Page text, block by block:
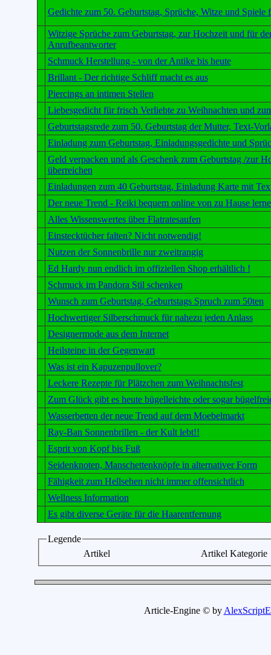
Gedichte zum 50. Geburtstag, Sprüche, Witze und Spiele
Witzige Sprüche zum Geburtstag, zur Hochzeit und für
Anrufbeantworter
Schmuck Herstellung - von der Antike bis heute
Brillant - Der richtige Schliff macht es aus
Piercings an intimen Stellen
Liebesgedicht für frisch Verliebte zu Weihnachten und
Geburtstagsrede zum 50. Geburtstag der Mutter, Text-
Einladung zum Geburtstag, Einladungsgedichte und
Geld verpacken und als Geschenk zum Geburtstag /zur
überreichen
Einladungen zum 40 Geburtstag, Einladung Karte mit
Der neue Trend - Reiki bequem online von zu Hause
Alles Wissenswertes über Flatratesaufen
Einstecktücher falten? Nicht notwendig!
Nutzen der Sonnenbrille nur zweitrangig
Ed Hardy nun endlich im offiziellen Shop erhältlich !
Schmuck im Pandora Stil schenken
Wunsch zum Geburtstag, Geburtstags Spruch zum 50ten
Hochwertiger Silberschmuck für nahezu jeden Anlass
Designermode aus dem Internet
Heilsteine in der Gegenwart
Was ist ein Kapuzenpullover?
Leckere Rezepte für Plätzchen zum Weihnachtsfest
Zum Glück gibt es heute bügelleichte oder sogar
Wasserbetten der neue Trend auf dem Moebelmarkt
Ray-Ban Sonnenbrillen - der Kult lebt!!
Esprit von Kopf bis Fuß
Seidenknoten, Manschettenknöpfe in alternativer Form
Fähigkeit zum Hellsehen nicht immer offensichtlich
Wellness Information
Es gibt diverse Geräte für die Haarentfernung
Legende
Artikel
Artikel Kategorie
Article-Engine © by